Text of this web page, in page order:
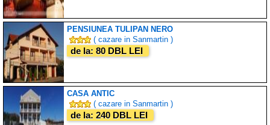
PENSIUNEA TULIPAN NERO
( cazare in Sanmartin )
de la: 80 DBL LEI
CASA ANTIC
( cazare in Sanmartin )
de la: 240 DBL LEI